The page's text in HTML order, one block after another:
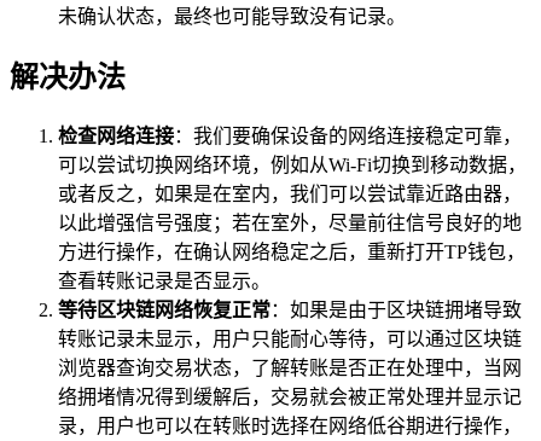
未确认状态，最终也可能导致没有记录。
解决办法
检查网络连接：我们要确保设备的网络连接稳定可靠，
可以尝试切换网络环境，例如从Wi-Fi切换到移动数据，
或者反之，如果是在室内，我们可以尝试靠近路由器，
以此增强信号强度；若在室外，尽量前往信号良好的地
方进行操作，在确认网络稳定之后，重新打开TP钱包，
查看转账记录是否显示。
等待区块链网络恢复正常：如果是由于区块链拥堵导致
转账记录未显示，用户只能耐心等待，可以通过区块链
浏览器查询交易状态，了解转账是否正在处理中，当网
络拥堵情况得到缓解后，交易就会被正常处理并显示记
录，用户也可以在转账时选择在网络低谷期进行操作，